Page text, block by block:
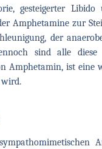
gesteigerter
Amphetamine zur
der
sind alle
Amphetamin, ist eine